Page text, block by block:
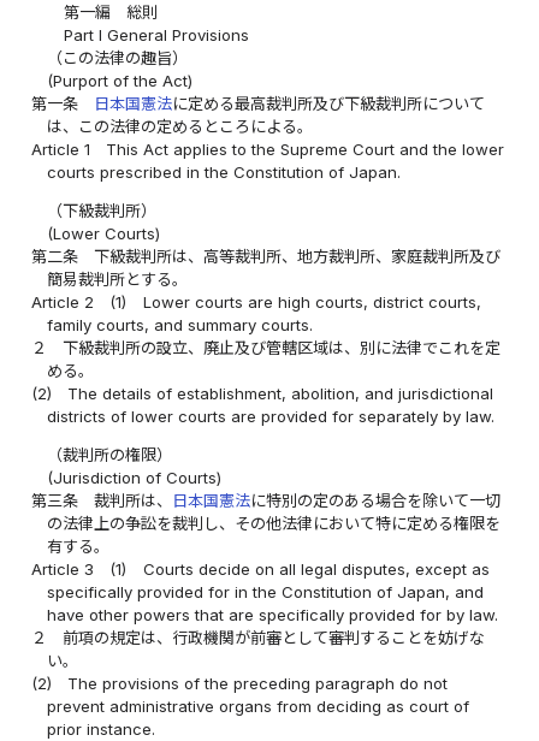
第一編 総則
Part I General Provisions
（この法律の趣旨）
(Purport of the Act)
第一条
日本国憲法に定める最高裁判所及び下級裁判所について
は、この法律の定めるところによる。
Article 1
This Act applies to the Supreme Court and the lower
courts prescribed in the Constitution of Japan.
（下級裁判所）
(Lower Courts)
第二条
下級裁判所は、高等裁判所、地方裁判所、家庭裁判所及び
簡易裁判所とする。
Article 2
(1)
Lower courts are high courts, district courts,
family courts, and summary courts.
２
下級裁判所の設立、廃止及び管轄区域は、別に法律でこれを定
める。
(2)
The details of establishment, abolition, and jurisdictional
districts of lower courts are provided for separately by law.
（裁判所の権限）
(Jurisdiction of Courts)
第三条
裁判所は、 日本国憲法に特別の定のある場合を除いて一切
の法律上の争訟を裁判し、その他法律において特に定める権限を
有する。
Article 3
(1)
Courts decide on all legal disputes, except as
specifically provided for in the Constitution of Japan, and
have other powers that are specifically provided for by law.
２
前項の規定は、行政機関が前審として審判することを妨げな
い。
(2)
The provisions of the preceding paragraph do not
prevent administrative organs from deciding as court of
prior instance.